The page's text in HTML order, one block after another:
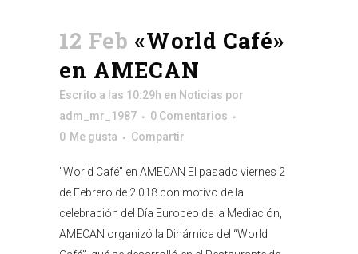
12 Feb «World Café»
en AMECAN
Escrito a las 10:29h en Noticias por
adm_mr_1987
0 Comentarios
0 Me gusta Compartir
"World Café" en AMECAN El pasado viernes 2
de Febrero de 2.018 con motivo de la
celebración del Día Europeo de la Mediación,
AMECAN organizó la Dinámica del “World